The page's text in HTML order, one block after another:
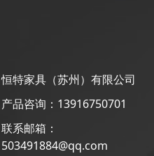
恒特家具（苏州）有限公司
产品咨询：13916750701
联系邮箱：
503491884@qq.com